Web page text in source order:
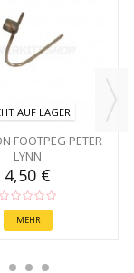
AUF LAGER
FOOTPEG PETER
LYNN
4,50 €
MEHR